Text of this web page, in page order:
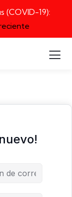
(COVID-19):